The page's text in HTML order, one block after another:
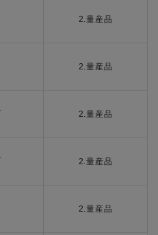
2.量産品
2.量産品
2.量産品
2.量産品
2.量産品